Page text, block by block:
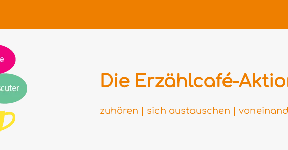
Die Erzählcafé-
zuhören | sich austauschen |